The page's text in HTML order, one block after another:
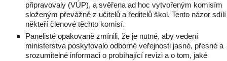
připravovaly (VÚP), a svěřena ad hoc vytvořeným komisím
složeným převážně z učitelů a ředitelů škol. Tento názor
někteří členové těchto komisí.
Panelisté opakovaně zmínili, že je nutné, aby vedení
ministerstva poskytovalo odborné veřejnosti jasné, přesné a
srozumitelné informaci o probíhající revizi a o tom, jaké